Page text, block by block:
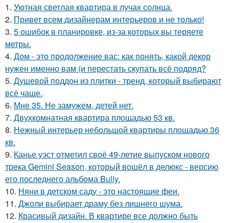
1. Уютная светлая квартира в лучах солнца.
2. Привет всем дизайнерам интерьеров и не только!
3. 5 ошибок в планировке, из-за которых вы теряете
метры.
4. Дом - это продолжение вас: как понять, какой декор
нужен именно вам (и перестать скупать всё подряд?
5. Душевой поддон из плитки - тренд, который выбирают
всё чаще.
6. Мне 35. Не замужем, детей нет.
7. Двухкомнатная квартира площадью 53 кв.
8. Нежный интерьер небольшой квартиры площадью 36
кв.
9. Канье уэст отметил своё 49-летие выпуском нового
трека Gemini Season, который вошёл в делюкс - версию
его последнего альбома Bully.
10. Няни в детском саду - это настоящие феи.
11. Джоли выбирает драму без лишнего шума.
12. Красивый дизайн. В квартире все должно быть